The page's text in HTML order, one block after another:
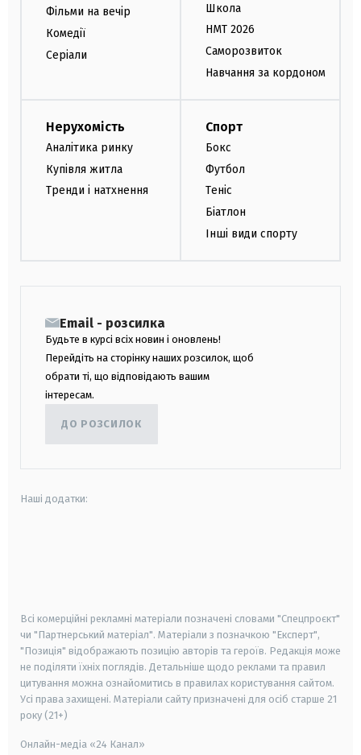
Фільми на вечір
Комедії
Серіали
Школа
НМТ 2026
Саморозвиток
Навчання за кордоном
Нерухомість
Аналітика ринку
Купівля житла
Тренди і натхнення
Спорт
Бокс
Футбол
Теніс
Біатлон
Інші види спорту
Email - розсилка
Будьте в курсі всіх новин і оновлень!
Перейдіть на сторінку наших розсилок, щоб
обрати ті, що відповідають вашим
інтересам.
ДО РОЗСИЛОК
Наші додатки:
Всі комерційні рекламні матеріали позначені словами "Спецпроєкт"
чи "Партнерський матеріал". Матеріали з позначкою "Експерт",
"Позиція" відображають позицію авторів та героїв. Редакція може
не поділяти їхніх поглядів. Детальніше щодо реклами та правил
цитування можна ознайомитись в правилах користування сайтом.
Усі права захищені. Матеріали сайту призначені для осіб старше 21
року (21+)
Онлайн-медіа «24 Канал»